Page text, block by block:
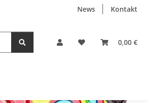
News Kontakt
0,00 €